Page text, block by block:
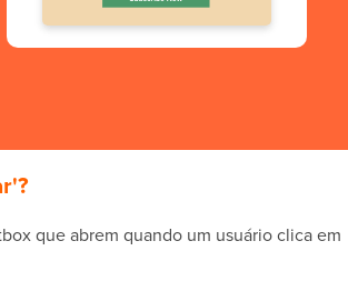
que abrem quando um usuário clica em